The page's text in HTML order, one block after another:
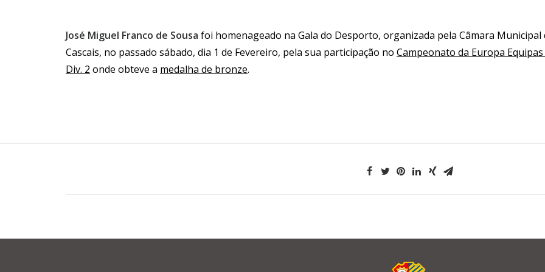
José Miguel Franco de Sousa foi homenageado na Gala do Desporto, organizada pela Câmara Municipal
Cascais, no passado sábado, dia 1 de Fevereiro, pela sua participação no Campeonato da Europa Equipas
Div. 2 onde obteve a medalha de bronze.